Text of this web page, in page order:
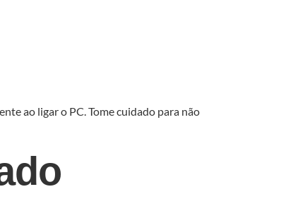
ao ligar o PC. Tome cuidado para não